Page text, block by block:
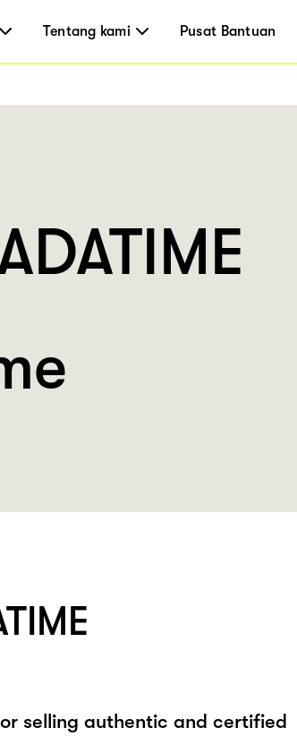
Tentang kami Pusat Bantuan
selling authentic and certified